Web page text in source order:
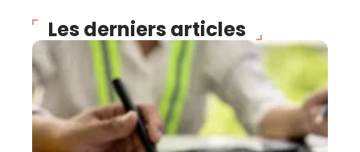
Les derniers articles